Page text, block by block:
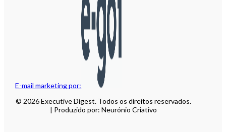
E-mail marketing por:
© 2026 Executive Digest. Todos os direitos reservados.
| Produzido por: Neurónio Criativo